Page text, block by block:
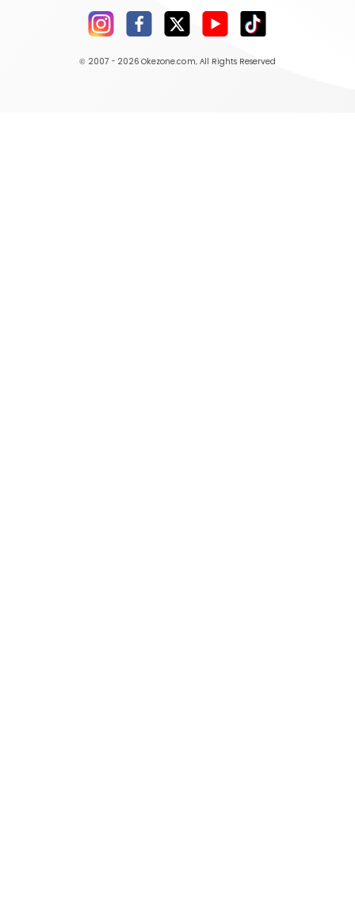
© 2007 - 2026 Okezone.com, All Rights Reserved